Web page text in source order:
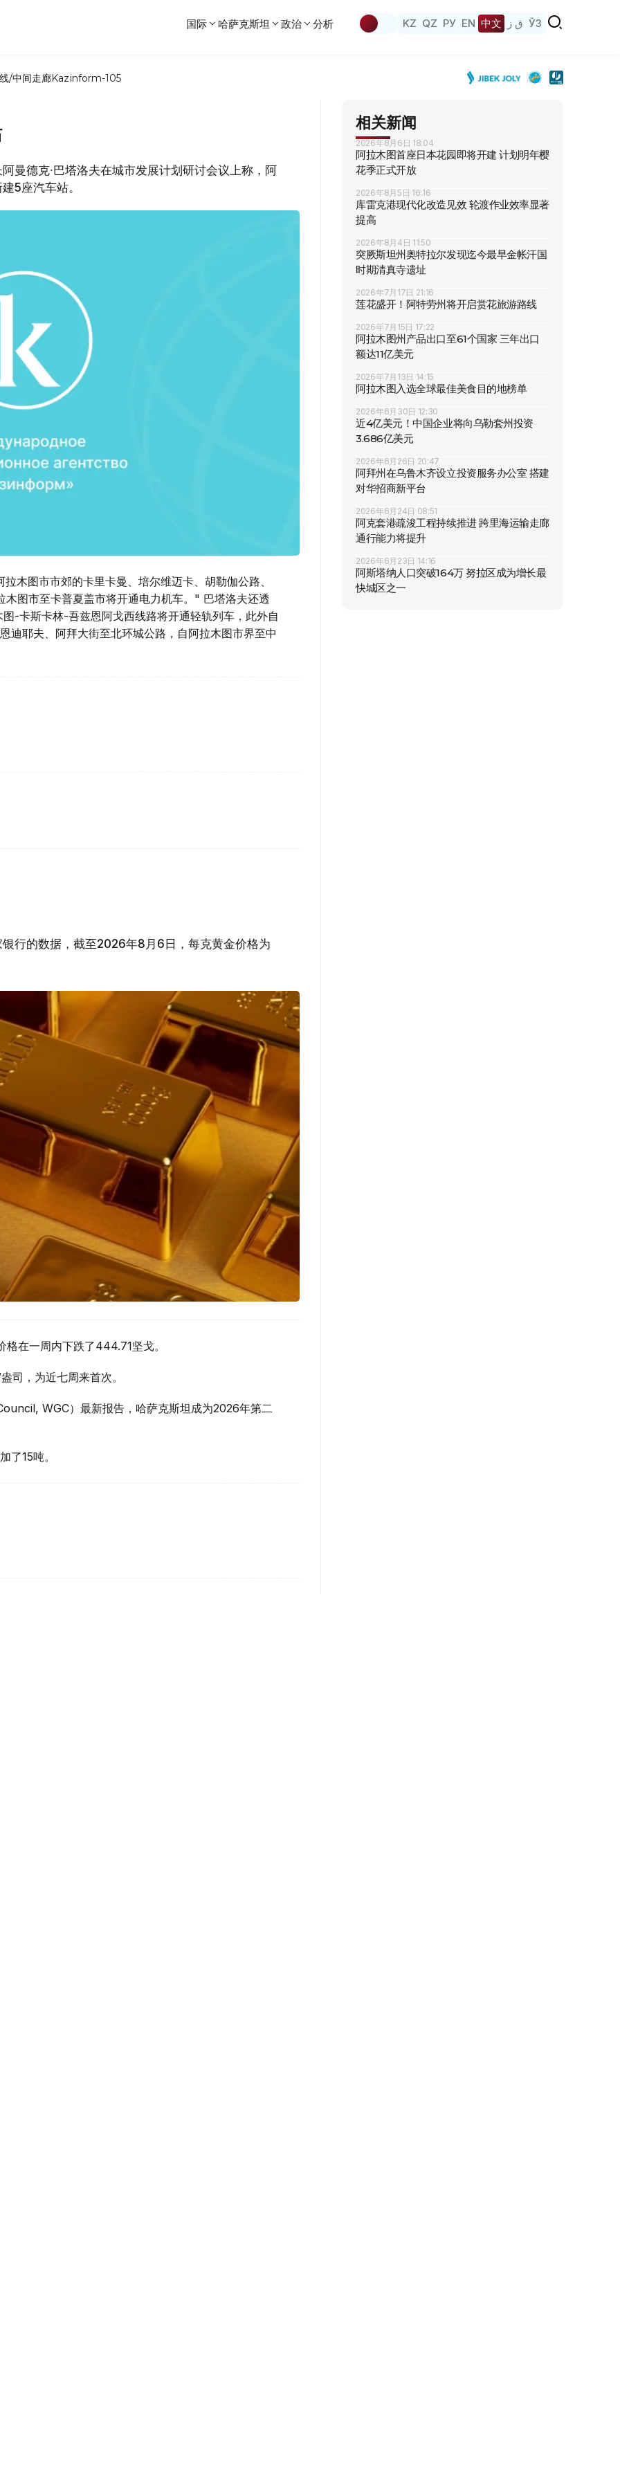
国际 哈萨克斯坦 政治 分析 KZ QZ РУ EN 中文 ق ز ЎЗ
/中间走廊Kazinform-105
曼德克∙巴塔洛夫在城市发展计划研讨会议上称，阿
5座汽车站。
木图市市郊的卡里卡曼、培尔维迈卡、胡勒伽公路、
图市至卡普夏盖市将开通电力机车。" 巴塔洛夫还透
-卡斯卡林-吾兹恩阿戈西线路将开通轻轨列车，此外自
迪耶夫、阿拜大街至北环城公路，自阿拉木图市界至中
银行的数据，截至2026年8月6日，每克黄金价格为
在一周内下跌了444.71坚戈。
司，为近七周来首次。
WGC）最新报告，哈萨克斯坦成为2026年第二
了15吨。
相关新闻
2026年8月6日 18:04
阿拉木图首座日本花园即将开建 计划明年樱
花季正式开放
2026年8月5日 16:16
库雷克港现代化改造见效 轮渡作业效率显著
提高
2026年8月4日 11:50
突厥斯坦州奥特拉尔发现迄今最早金帐汗国
时期清真寺遗址
2026年7月17日 21:16
莲花盛开！阿特劳州将开启赏花旅游路线
2026年7月15日 17:22
阿拉木图州产品出口至61个国家 三年出口
额达11亿美元
2026年7月13日 14:15
阿拉木图入选全球最佳美食目的地榜单
2026年6月30日 12:30
近4亿美元！中国企业将向乌勒套州投资
3.686亿美元
2026年6月26日 20:47
阿拜州在乌鲁木齐设立投资服务办公室 搭建
对华招商新平台
2026年6月24日 08:51
阿克套港疏浚工程持续推进 跨里海运输走廊
通行能力将提升
2026年6月23日 14:16
阿斯塔纳人口突破164万 努拉区成为增长最
快城区之一